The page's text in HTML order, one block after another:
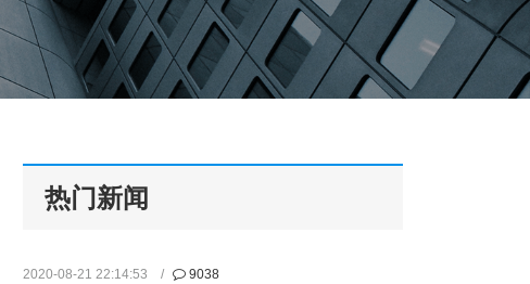
热门新闻
2020-08-21 22:14:53 9038